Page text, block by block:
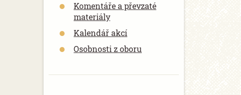
Komentáře a převzaté
materiály
Kalendář akcí
Osobnosti z oboru